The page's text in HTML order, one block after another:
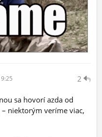
2
sa hovorí azda od
niektorým veríme viac,